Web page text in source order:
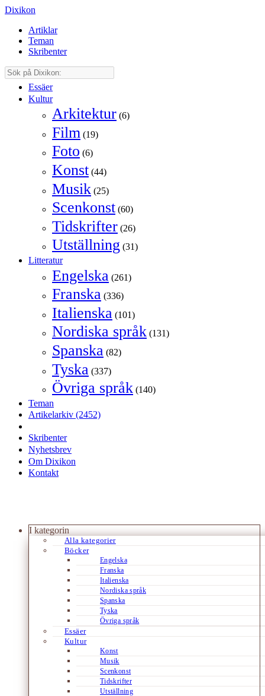
Dixikon
Artiklar
Teman
Skribenter
Essäer
Kultur
Arkitektur (6)
Film (19)
Foto (6)
Konst (44)
Musik (25)
Scenkonst (60)
Tidskrifter (26)
Utställning (31)
Litteratur
Engelska (261)
Franska (336)
Italienska (101)
Nordiska språk (131)
Spanska (82)
Tyska (337)
Övriga språk (140)
Teman
Artikelarkiv (2452)
Skribenter
Nyhetsbrev
Om Dixikon
Kontakt
I kategorin
Alla kategorier
Böcker
Engelska
Franska
Italienska
Nordiska språk
Spanska
Tyska
Övriga språk
Essäer
Kultur
Konst
Musik
Scenkonst
Tidskrifter
Utställning